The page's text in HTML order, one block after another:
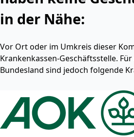
in der Nähe:
Vor Ort oder im Umkreis dieser
Krankenkassen-Geschäftsstelle.
Bundesland sind jedoch folgende